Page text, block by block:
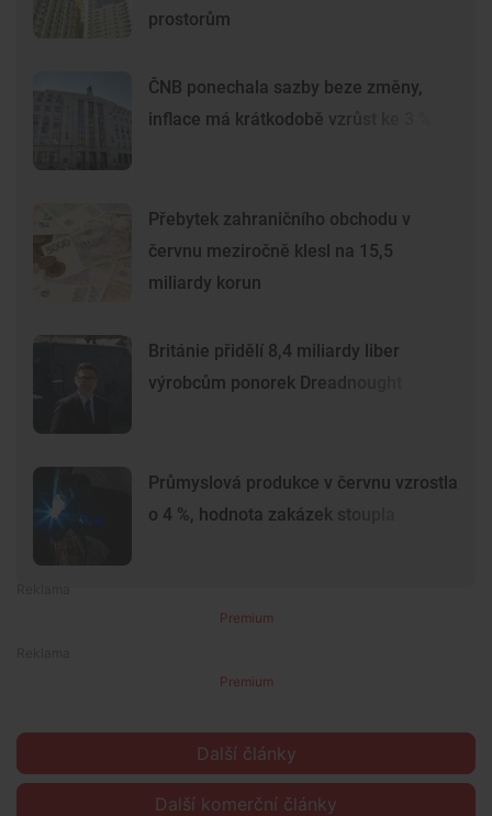
prostorům
ČNB ponechala sazby beze změny,
inflace má krátkodobě vzrůst ke 3 %
Přebytek zahraničního obchodu v
červnu meziročně klesl na 15,5
miliardy korun
Británie přidělí 8,4 miliardy liber
výrobcům ponorek Dreadnought
Průmyslová produkce v červnu vzrostla
o 4 %, hodnota zakázek stoupla
Premium
Premium
Další články
Další komerční články